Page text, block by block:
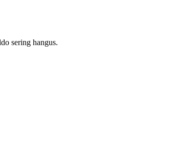
sering hangus.